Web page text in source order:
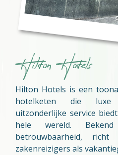
Hilton Hotels
Hilton Hotels is een
hotelketen die luxe
uitzonderlijke service
hele wereld.
betrouwbaarheid,
zakenreizigers als